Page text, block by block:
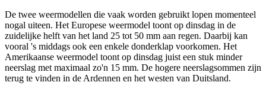
De twee weermodellen die vaak worden gebruikt lopen momenteel
nogal uiteen. Het Europese weermodel toont op dinsdag in de
zuidelijke helft van het land 25 tot 50 mm aan regen. Daarbij kan
vooral 's middags ook een enkele donderklap voorkomen. Het
Amerikaanse weermodel toont op dinsdag juist een stuk minder
neerslag met maximaal zo'n 15 mm. De hogere neerslagsommen zijn
terug te vinden in de Ardennen en het westen van Duitsland.